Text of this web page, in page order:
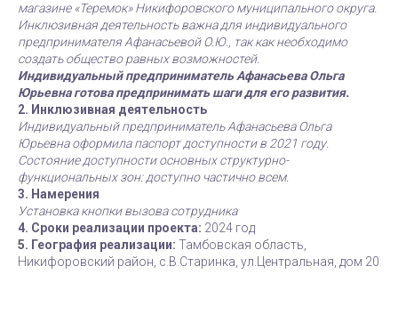
магазине «Теремок» Никифоровского муниципального округа.
Инклюзивная деятельность важна для индивидуального
предпринимателя Афанасьевой О.Ю., так как необходимо
создать общество равных возможностей.
Индивидуальный предприниматель Афанасьева Ольга
Юрьевна готова предпринимать шаги для его развития.
2. Инклюзивная деятельность
Индивидуальный предприниматель Афанасьева Ольга
Юрьевна оформила паспорт доступности в 2021 году.
Состояние доступности основных структурно-
функциональных зон: доступно частично всем.
3. Намерения
Установка кнопки вызова сотрудника
4. Сроки реализации проекта: 2024 год
5. География реализации: Тамбовская область,
Никифоровский район, с.В.Старинка, ул.Центральная, дом 20